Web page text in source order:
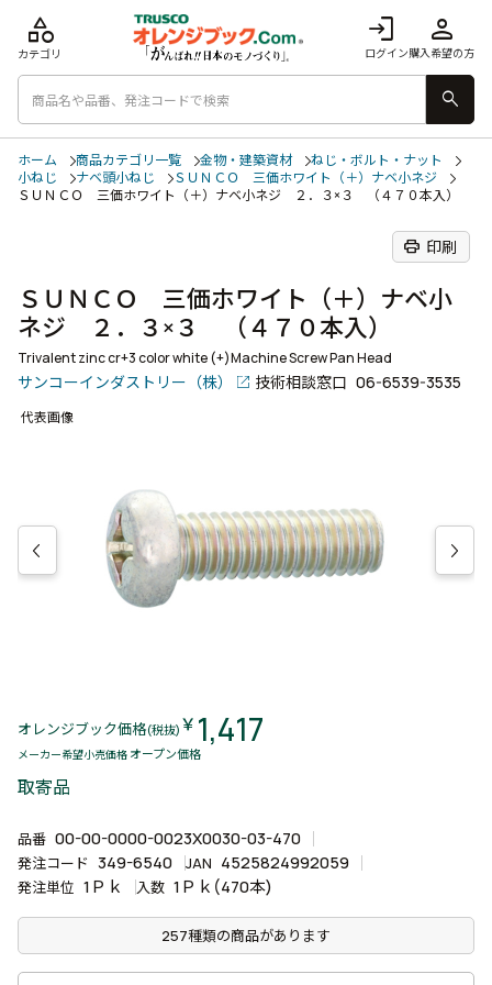
login
ログイン
person
購入希望の方
category
カテゴリ
search
ホーム 商品カテゴリ一覧 金物・建築資材
ねじ・ボルト・ナット
小ねじ
ナベ頭小ねじ
ＳＵＮＣＯ 三価ホワイト（＋）ナベ小ネジ
ＳＵＮＣＯ 三価ホワイト（＋）ナベ小ネジ ２．３×３ （４７０本入）
print 印刷
ＳＵＮＣＯ 三価ホワイト（＋）ナベ小
ネジ ２．３×３ （４７０本入）
Trivalent zinc cr+3 color white (+)Machine Screw Pan Head
サンコーインダストリー（株） 技術相談窓口 06-6539-3535
代表画像
オレンジブック価格(税抜) ￥ 1,417
メーカー希望小売価格 オープン価格
取寄品
品番 00-00-0000-0023X0030-03-470
発注コード 349-6540 JAN 4525824992059
発注単位 1Ｐｋ 入数 1Ｐｋ(470本)
257種類の商品があります